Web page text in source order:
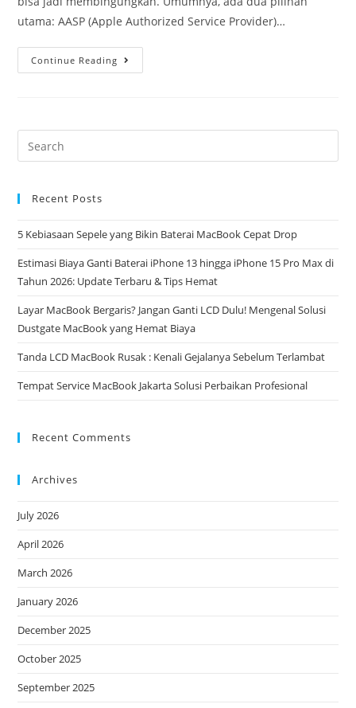
utama: AASP (Apple Authorized Service Provider)…
Continue Reading
Recent Posts
5 Kebiasaan Sepele yang Bikin Baterai MacBook Cepat Drop
Estimasi Biaya Ganti Baterai iPhone 13 hingga iPhone 15 Pro Max di
Tahun 2026: Update Terbaru & Tips Hemat
Layar MacBook Bergaris? Jangan Ganti LCD Dulu! Mengenal Solusi
Dustgate MacBook yang Hemat Biaya
Tanda LCD MacBook Rusak : Kenali Gejalanya Sebelum Terlambat
Tempat Service MacBook Jakarta Solusi Perbaikan Profesional
Recent Comments
Archives
July 2026
April 2026
March 2026
January 2026
December 2025
October 2025
September 2025